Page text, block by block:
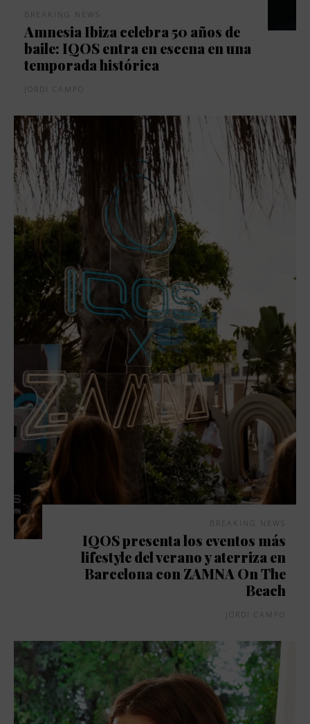
BREAKING NEWS
Amnesia Ibiza celebra 50 años de
baile: IQOS entra en escena en una
temporada histórica
JORDI CAMPO
BREAKING NEWS
IQOS presenta los eventos más
lifestyle del verano y aterriza en
Barcelona con ZAMNA On The
Beach
JORDI CAMPO